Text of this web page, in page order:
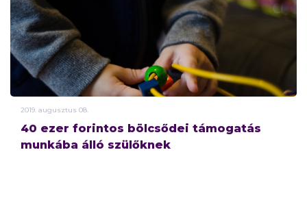
2019. augusztus 08.
40 ezer forintos bölcsődei támogatás
munkába álló szülőknek